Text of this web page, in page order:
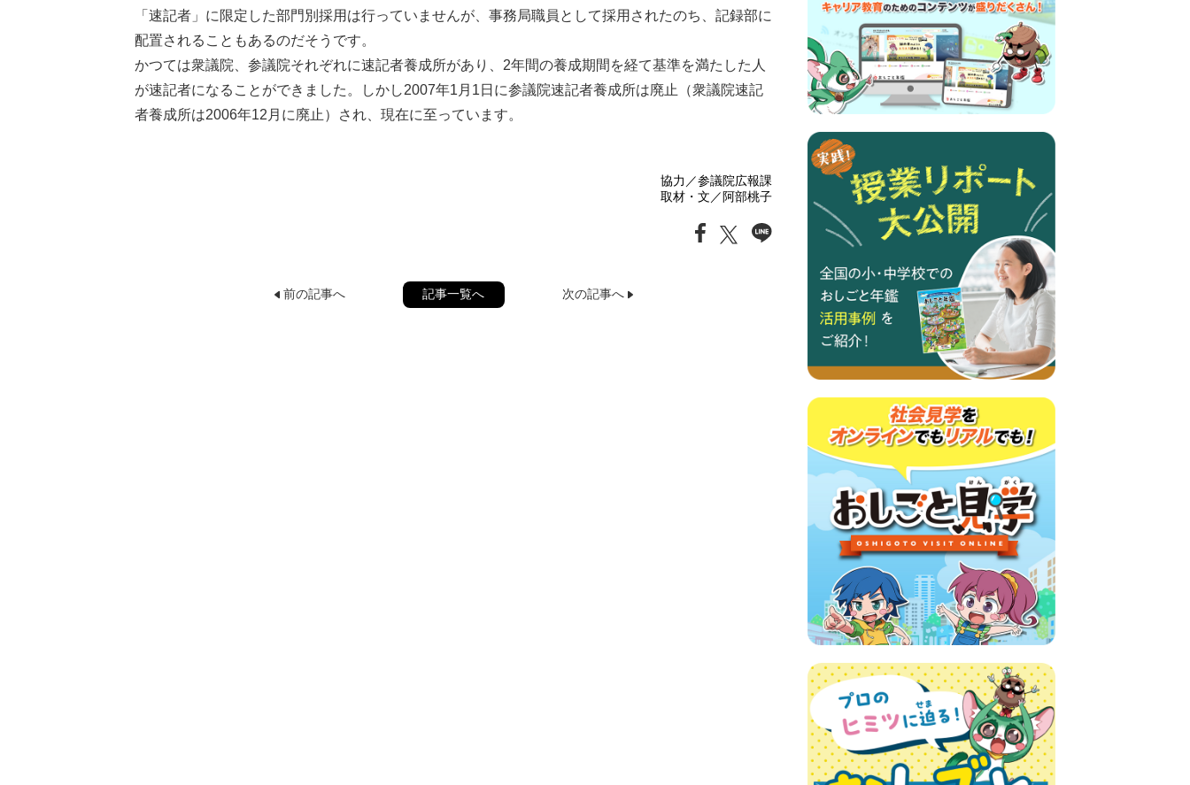
「速記者」に限定した部門別採用は行っていませんが、事務局職員として採用されたのち、記録部に
配置されることもあるのだそうです。
かつては衆議院、参議院それぞれに速記者養成所があり、2年間の養成期間を経て基準を満たした人
が速記者になることができました。しかし2007年1月1日に参議院速記者養成所は廃止（衆議院速記
者養成所は2006年12月に廃止）され、現在に至っています。
協力／参議院広報課
取材・文／阿部桃子
前の記事へ 記事一覧へ 次の記事へ